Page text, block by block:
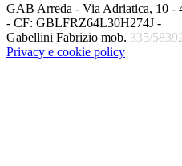
GAB Arreda - Via Adriatica, 10 -
- CF: GBLFRZ64L30H274J -
Gabellini Fabrizio mob. 335/
Privacy e cookie policy